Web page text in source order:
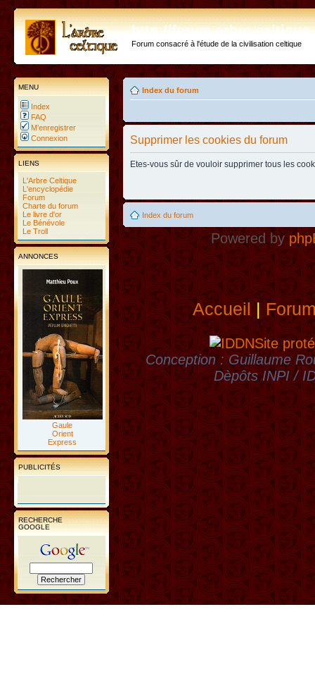
http://forum.arbre-
Forum consacré à l'étude de la civilisation celtique
MENU
Index
FAQ
M’enregistrer
Connexion
LIENS
L'Arbre Celtique
L'encyclopédie
Forum
Charte du forum
Le livre d'or
Le Bénévole
Le Troll
ANNONCES
Gaule
Orient
Express
PUBLICITÉS
RECHERCHE
GOOGLE
Index du forum
Supprimer les cookies du forum
Etes-vous sûr de vouloir supprimer tous les
Index du forum
Powered by
Accueil|
Site
Conception : Guillaume
Dèpôts INPI /